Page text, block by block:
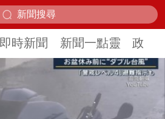
即時新聞 新聞一點靈 政治